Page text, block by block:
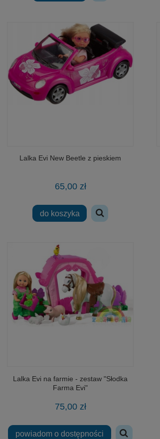
Lalka Evi New Beetle z pieskiem
65,00 zł
do koszyka
Lalka Evi na farmie - zestaw "Słodka
Farma Evi"
75,00 zł
powiadom o dostępności